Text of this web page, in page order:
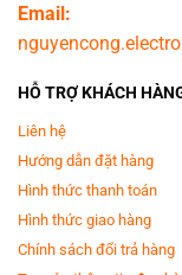
*Hình ảnh chỉ mang
Công nghệ tiết
Email:
HỖ TRỢ KHÁCH
Liên hệ
Hướng dẫn đặt hàng
Hình thức thanh toán
Hình thức giao hàng
Chính sách đổi trả hàng